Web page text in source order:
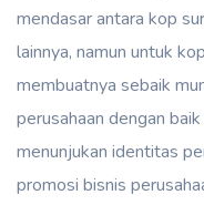
mendasar antara kop
lainnya, namun untuk
membuatnya sebaik
perusahaan dengan
menunjukan identitas
promosi bisnis